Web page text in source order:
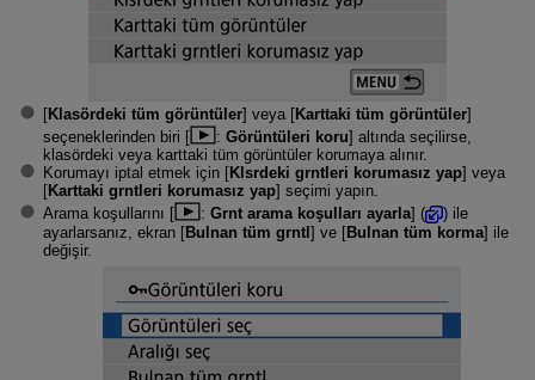
[Klasördeki tüm görüntüler] veya [Karttaki tüm görüntüler]
seçeneklerinden biri [
: Görüntüleri koru] altında seçilirse,
klasördeki veya karttaki tüm görüntüler korumaya alınır.
Korumayı iptal etmek için [Klsrdeki grntleri korumasız yap] veya
[Karttaki grntleri korumasız yap] seçimi yapın.
Arama koşullarını [
: Grnt arama koşulları ayarla] (
) ile
ayarlarsanız, ekran [Bulnan tüm grntl ] ve [Bulnan tüm korma] ile
değişir.